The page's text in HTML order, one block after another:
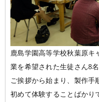
アーティストメッセ
コラム GCAの人
東京校
大阪校
オープンキ
お
鹿島学園高等学校秋葉原
業を希望された生徒さん8
ご挨拶から始まり、製作手
初めて体験することばかり